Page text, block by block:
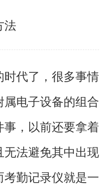
法
代了，很多事情
电子设备的组合
，以前还要拿着
无法避免其中出现
勤记录仪就是一